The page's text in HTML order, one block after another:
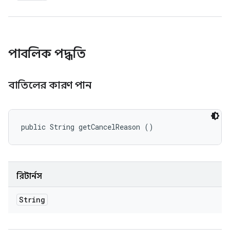
পাবলিক পদ্ধতি
বাতিলের কারণ পান
public String getCancelReason ()
রিটার্নস
String